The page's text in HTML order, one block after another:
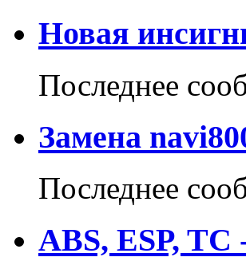
Новая
Последнее
Замена
Последнее
ABS, ESP, TC